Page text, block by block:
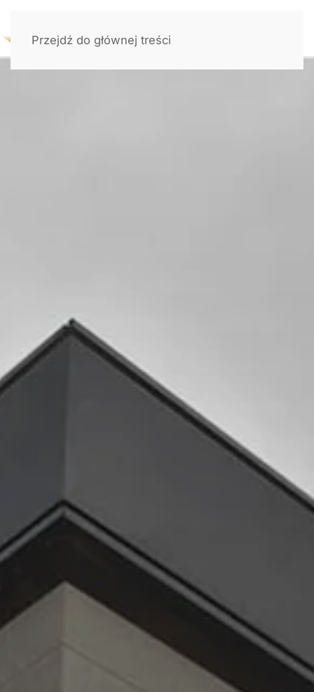
Przejdź do głównej treści